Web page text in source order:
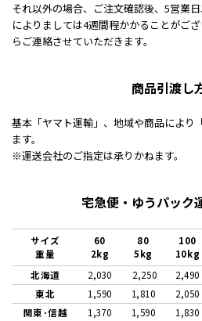
それ以外の場合、ご注文確認後、5営業
によりましては4週間程かかることがご
らご連絡させていただきます。
商品引渡し
基本「ヤマト運輸」、地域や商品により
ます。
※運送会社のご指定は承りかねます。
宅急便・ゆうパック
サイズ
重量
60
2kg
80
5kg
100
10kg
北海道
2,030 2,250 2,490
東北
1,590 1,810 2,050
関東･信越
1,370 1,590 1,830